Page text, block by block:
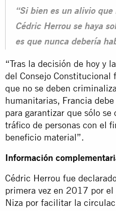
“Si bien es un alivio
Cédric Herrou se haya
es que nunca debería
“Tras la decisión de hoy y
del Consejo Constitucional
que no se deben
humanitarias, Francia
para garantizar que sólo
tráfico de personas con el
beneficio material”.
Información
Cédric Herrou fue
primera vez en 2017 por el
Niza por facilitar la